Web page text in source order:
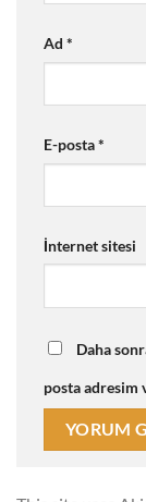
Ad *
E-posta*
İnternet sitesi
Daha
posta adresim